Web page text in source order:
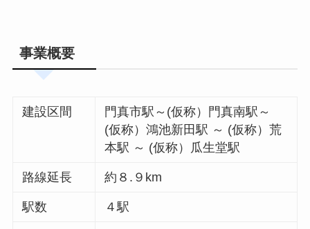
事業概要
建設区間
門真市駅～(仮称）門真南駅～
(仮称）鴻池新田駅 ～ (仮称）荒
本駅 ～ (仮称）瓜生堂駅
路線延長 約８.９km
駅数 ４駅